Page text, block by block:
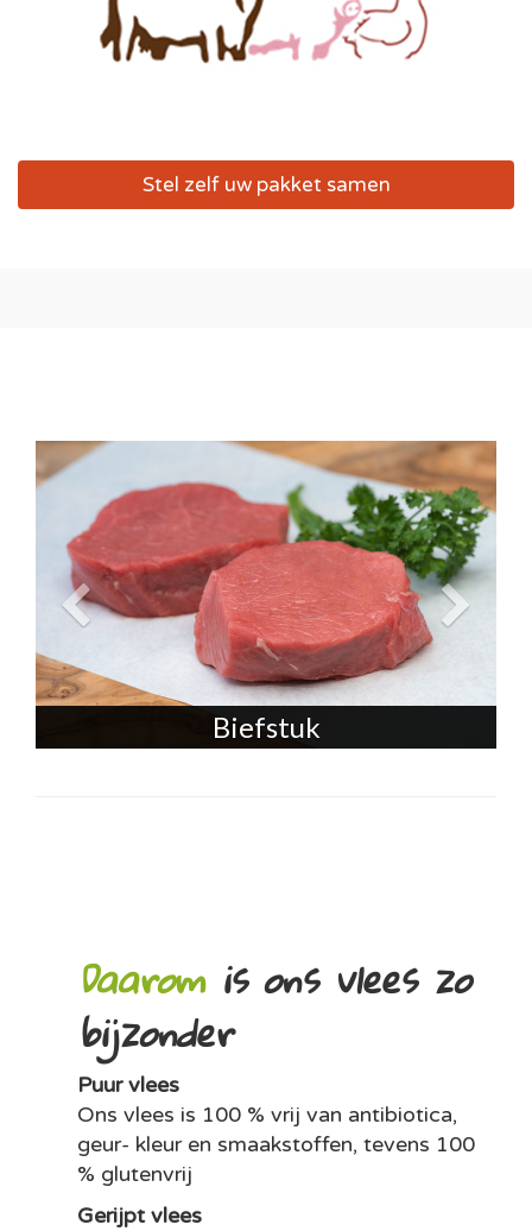
Stel zelf uw pakket samen
Biefstuk
Daarom is ons vlees zo
bijzonder
Puur vlees
Ons vlees is 100 % vrij van antibiotica,
geur- kleur en smaakstoffen, tevens 100
% glutenvrij
Gerijpt vlees